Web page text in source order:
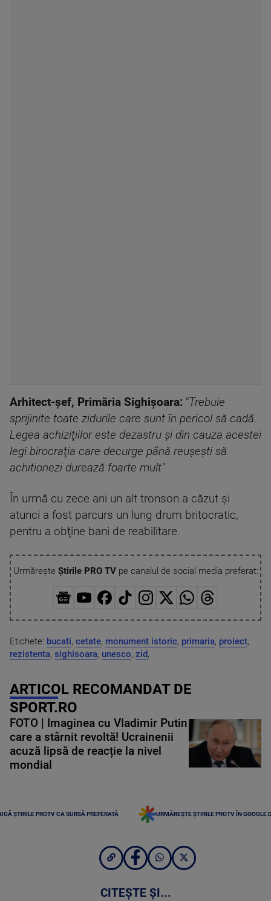
Arhitect-şef, Primăria Sighişoara: "Trebuie
sprijinite toate zidurile care sunt în pericol să cadă.
Legea achiziţiilor este dezastru şi din cauza acestei
legi birocraţia care decurge până reuşeşti să
achitionezi durează foarte mult"
În urmă cu zece ani un alt tronson a căzut şi
atunci a fost parcurs un lung drum britocratic,
pentru a obţine bani de reabilitare.
Urmărește Știrile PRO TVpe canalul de social media preferat:
Etichete: bucati, cetate, monument istoric, primaria, proiect,
rezistenta, sighisoara, unesco, zid,
ARTICOL RECOMANDAT DE
SPORT.RO
FOTO | Imaginea cu Vladimir Putin
care a stârnit revoltă! Ucrainenii
acuză lipsă de reacție la nivel
mondial
ȘTIRILE PROTV CA SURSĂ PREFERATĂ URMĂREȘTE ȘTIRILE PROTV ÎN GOOGLE
CITEȘTE ȘI...